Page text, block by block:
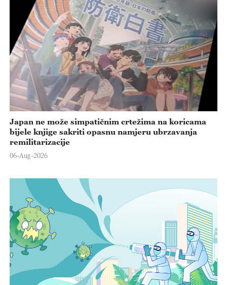
Japan ne može simpatičnim crtežima na koricama
bijele knjige sakriti opasnu namjeru ubrzavanja
remilitarizacije
06-Aug-2026